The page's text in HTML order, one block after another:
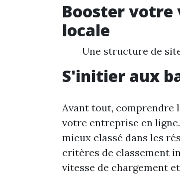
Booster votre
locale
Une structure de
S'initier aux
Avant tout, comprendre
votre entreprise en
mieux classé dans les
critères de classement
vitesse de chargement